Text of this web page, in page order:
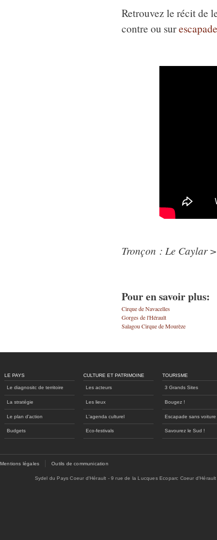
Retrouvez le récit de
contre ou sur
Tronçon : Le Caylar
Pour en savoir plus:
Cirque de Navacelles
Gorges de l'Hérault
Salagou Cirque de Mourèze
LE PAYS
Le diagnositc de territoire
La stratégie
Le plan d'action
Budgets
CULTURE ET PATRIMOINE
Les acteurs
Les lieux
L'agenda culturel
Eco-festivals
TOURISME
3 Grands Sites
Bougez !
Escapade sans voiture
Savourez le Sud !
Mentions légales Outils de communication
Sydel du Pays Coeur d'Hérault - 9 rue de la Lucques Ecoparc Coeur